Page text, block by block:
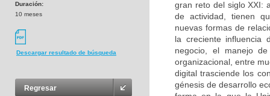
Duración:
10 meses
Descargar resultado de búsqueda
Regresar
gran reto del siglo XXI:
de actividad, tienen
nuevas formas de
la creciente influencia
negocio, el manejo
organizacional, entre
digital trasciende los
génesis de desarrollo